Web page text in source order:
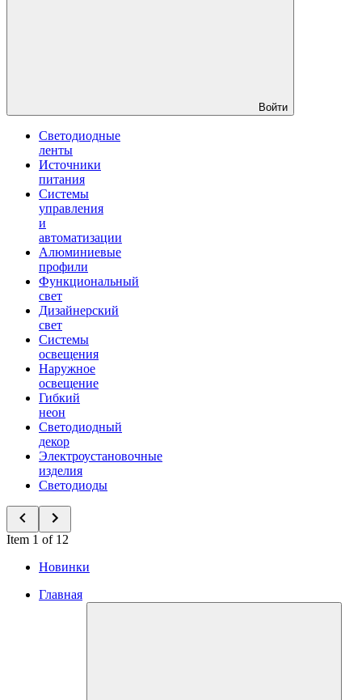
Войти
Светодиодные
ленты
Источники
питания
Системы
управления
и
автоматизации
Алюминиевые
профили
Функциональный
свет
Дизайнерский
свет
Системы
освещения
Наружное
освещение
Гибкий
неон
Светодиодный
декор
Электроустановочные
изделия
Светодиоды
Item 1 of 12
Новинки
Главная